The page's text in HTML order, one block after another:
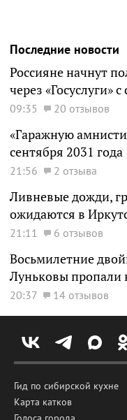
Последние новости
Россияне начнут
через «Госуслуги»
09:35 20 отзывов
«Гаражную
сентября 2031 года
21:56 2 отзыва
Ливневые дожди,
ожидаются в
21:11 6 отзывов
Восьмилетние
Луньковы пропали
20:37 14 отзывов
Гид по сибирской кухне
Карта катков